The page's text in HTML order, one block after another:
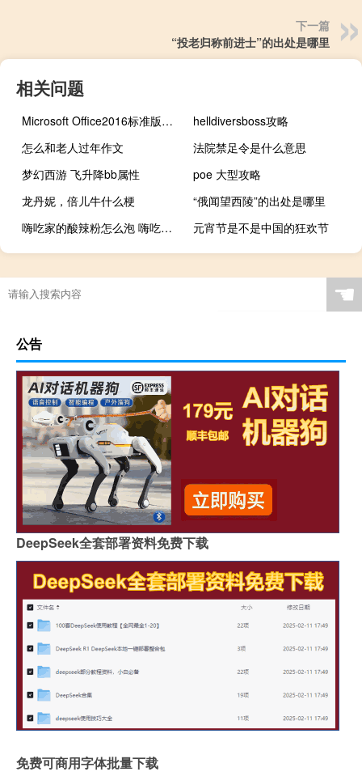
下一篇
“投老归称前进士”的出处是哪里
相关问题
Microsoft Office2016标准版安装包 中文完整免费版（Microsoft Office2016标准版安装包 中文完整免费版功能简介）
helldiversboss攻略
怎么和老人过年作文
法院禁足令是什么意思
梦幻西游 飞升降bb属性
poe 大型攻略
龙丹妮，倍儿牛什么梗
“俄闻望西陵”的出处是哪里
嗨吃家的酸辣粉怎么泡 嗨吃家酸辣粉多少克
元宵节是不是中国的狂欢节
☚
公告
DeepSeek全套部署资料免费下载
免费可商用字体批量下载